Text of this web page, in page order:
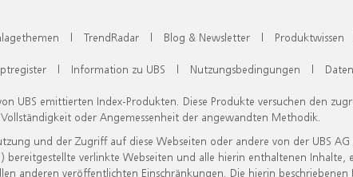
| TrendRadar | Blog & Newsletter | Produktwissen
| Information zu UBS | Nutzungsbedingungen |
UBS emittierten Index-Produkten. Diese Produkte versuchen den
oder Angemessenheit der angewandten Methodik.
und der Zugriff auf diese Webseiten oder andere von der UBS
verlinkte Webseiten und alle hierin enthaltenen
anderen veröffentlichten Einschränkungen. Die hierin